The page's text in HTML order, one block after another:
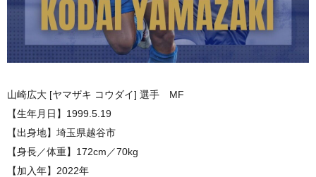
山崎広大 [ヤマザキ コウダイ] 選手 MF
【生年月日】1999.5.19
【出身地】埼玉県越谷市
【身長／体重】172cm／70kg
【加入年】2022年